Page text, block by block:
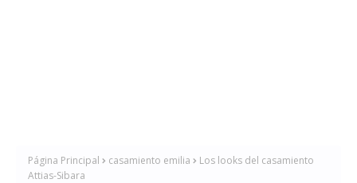
Página Principal casamiento emilia
Los looks del casamiento
Attias-Sibara